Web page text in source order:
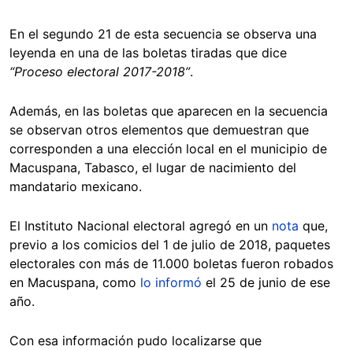
En el segundo 21 de esta secuencia se observa una
leyenda en una de las boletas tiradas que dice
“Proceso electoral 2017-2018”.
Además, en las boletas que aparecen en la secuencia
se observan otros elementos que demuestran que
corresponden a una elección local en el municipio de
Macuspana, Tabasco, el lugar de nacimiento del
mandatario mexicano.
El Instituto Nacional electoral agregó en un nota que,
previo a los comicios del 1 de julio de 2018, paquetes
electorales con más de 11.000 boletas fueron robados
en Macuspana, como lo informó el 25 de junio de ese
año.
Con esa información pudo localizarse que